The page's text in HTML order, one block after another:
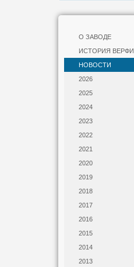
О ЗАВОДЕ
ИСТОРИЯ ВЕРФИ
НОВОСТИ
2026
2025
2024
2023
2022
2021
2020
2019
2018
2017
2016
2015
2014
2013